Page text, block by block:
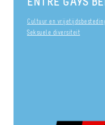
Cultuur en
Seksuele diversiteit